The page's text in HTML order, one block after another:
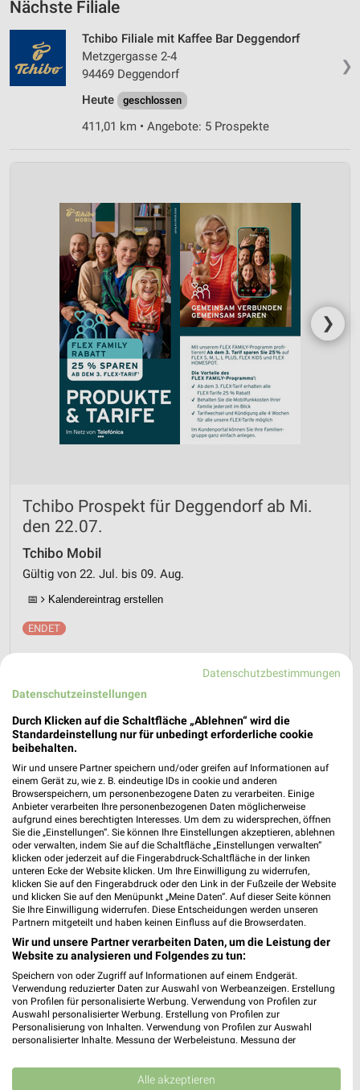
Nächste Filiale
❯
Tchibo Filiale mit Kaffee Bar Deggendorf
Metzgergasse 2-4
94469 Deggendorf
Heute
geschlossen
411,01 km • Angebote: 5 Prospekte
❯
Tchibo Prospekt für Deggendorf ab Mi.
den 22.07.
Tchibo Mobil
Gültig von 22. Jul. bis 09. Aug.
📅 Kalendereintrag erstellen
PROSPEKT BLÄTTERN
AKTIONEN, RABATTE & GUTSCHEINE HANDY & SMARTPHONE
Datenschutzbestimmungen
Datenschutzeinstellungen
Durch Klicken auf die Schaltfläche „Ablehnen“ wird die
Standardeinstellung nur für unbedingt erforderliche cookie
beibehalten.
Wir und unsere Partner speichern und/oder greifen auf Informationen auf
einem Gerät zu, wie z. B. eindeutige IDs in cookie und anderen
Browserspeichern, um personenbezogene Daten zu verarbeiten. Einige
Anbieter verarbeiten Ihre personenbezogenen Daten möglicherweise
aufgrund eines berechtigten Interesses. Um dem zu widersprechen, öffnen
Sie die „Einstellungen“. Sie können Ihre Einstellungen akzeptieren, ablehnen
oder verwalten, indem Sie auf die Schaltfläche „Einstellungen verwalten“
klicken oder jederzeit auf die Fingerabdruck-Schaltfläche in der linken
unteren Ecke der Website klicken. Um Ihre Einwilligung zu widerrufen,
klicken Sie auf den Fingerabdruck oder den Link in der Fußzeile der Website
und klicken Sie auf den Menüpunkt „Meine Daten“. Auf dieser Seite können
Sie Ihre Einwilligung widerrufen. Diese Entscheidungen werden unseren
Partnern mitgeteilt und haben keinen Einfluss auf die Browserdaten.
Wir und unsere Partner verarbeiten Daten, um die Leistung der
Website zu analysieren und Folgendes zu tun:
Speichern von oder Zugriff auf Informationen auf einem Endgerät.
Verwendung reduzierter Daten zur Auswahl von Werbeanzeigen. Erstellung
von Profilen für personalisierte Werbung. Verwendung von Profilen zur
Auswahl personalisierter Werbung. Erstellung von Profilen zur
Personalisierung von Inhalten. Verwendung von Profilen zur Auswahl
personalisierter Inhalte. Messung der Werbeleistung. Messung der
Kombinationen von Daten aus verschiedenen Quellen. Entwicklung und
Verbesserung der Angebote. Verwendung reduzierter Daten zur Auswahl
Alle akzeptieren